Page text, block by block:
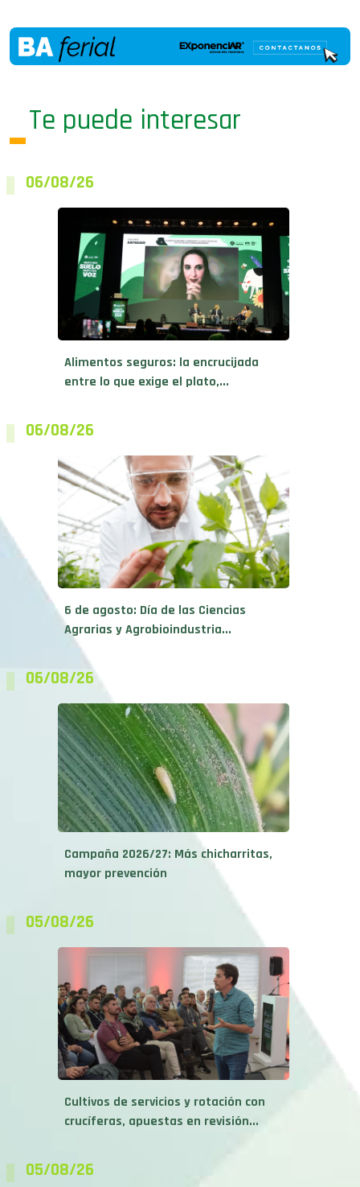
Te puede interesar
06/08/26
Alimentos seguros: la encrucijada
entre lo que exige el plato,...
06/08/26
6 de agosto: Día de las Ciencias
Agrarias y Agrobioindustria...
06/08/26
Campaña 2026/27: Más chicharritas,
mayor prevención
05/08/26
Cultivos de servicios y rotación con
crucíferas, apuestas en revisión...
05/08/26